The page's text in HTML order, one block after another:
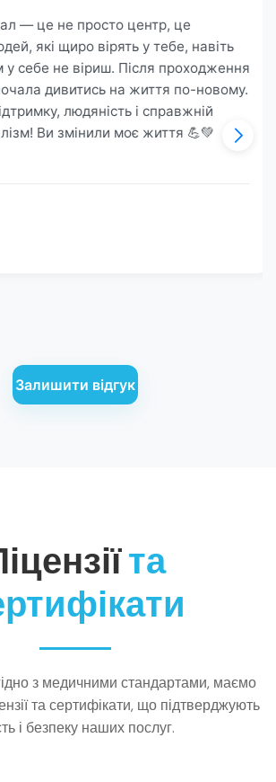
— це не просто центр, це
які щиро вірять у тебе, навіть
себе не віриш. Після проходження
дивитись на життя по-новому.
людяність і справжній
Ви змінили моє життя 💪💚
Залишити відгук
та
з медичними стандартами, маємо
та сертифікати, що підтверджують
і безпеку наших послуг.